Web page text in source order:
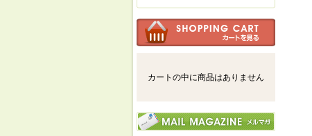
カートの中に商品はありません